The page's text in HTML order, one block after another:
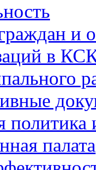
и
в
политика
палата